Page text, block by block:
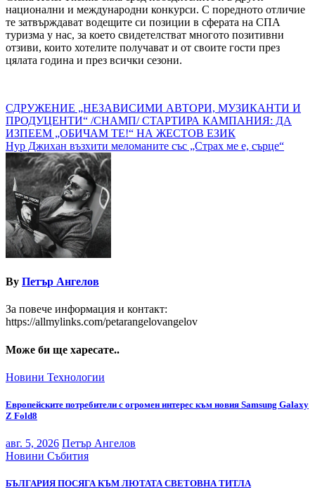
национални и международни конкурси. С поредното отличие
те затвърждават водещите си позиции в сферата на СПА
туризма у нас, за което свидетелстват многото позитивни
отзиви, които хотелите получават и от своите гости през
цялата година и през всички сезони.
Навигация
СДРУЖЕНИЕ „НЕЗАВИСИМИ АВТОРИ, МУЗИКАНТИ И
ПРОДУЦЕНТИ“ /СНАМП/ СТАРТИРА КАМПАНИЯ: ДА
ИЗПЕЕМ „ОБИЧАМ ТЕ!“ НА ЖЕСТОВ ЕЗИК
Нур Джихан възхити меломаните със „Страх ме е, сърце“
By Петър Ангелов
За повече информация и контакт:
https://allmylinks.com/petarangelovangelov
Може би ще харесате..
Новини Технологии
Европейските потребители с огромен интерес към новия Samsung Galaxy
Z Fold8
авг. 5, 2026 Петър Ангелов
Новини Събития
БЪЛГАРИЯ ПОСЯГА КЪМ ЛЮТАТА СВЕТОВНА ТИТЛА